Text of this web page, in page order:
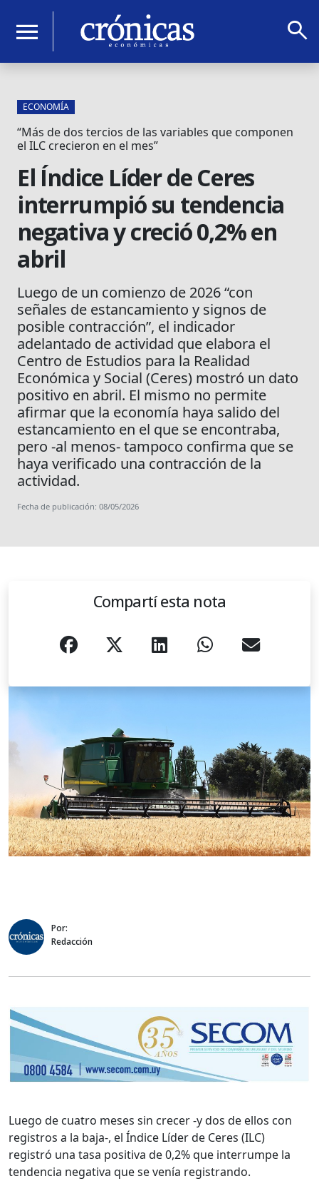
menu search
ECONOMÍA
“Más de dos tercios de las variables que componen
el ILC crecieron en el mes”
El Índice Líder de Ceres
interrumpió su tendencia
negativa y creció 0,2% en
abril
Luego de un comienzo de 2026 “con
señales de estancamiento y signos de
posible contracción”, el indicador
adelantado de actividad que elabora el
Centro de Estudios para la Realidad
Económica y Social (Ceres) mostró un dato
positivo en abril. El mismo no permite
afirmar que la economía haya salido del
estancamiento en el que se encontraba,
pero -al menos- tampoco confirma que se
haya verificado una contracción de la
actividad.
Fecha de publicación: 08/05/2026
Compartí esta nota
Por:
Redacción
Luego de cuatro meses sin crecer -y dos de ellos con
registros a la baja-, el Índice Líder de Ceres (ILC)
registró una tasa positiva de 0,2% que interrumpe la
tendencia negativa que se venía registrando.